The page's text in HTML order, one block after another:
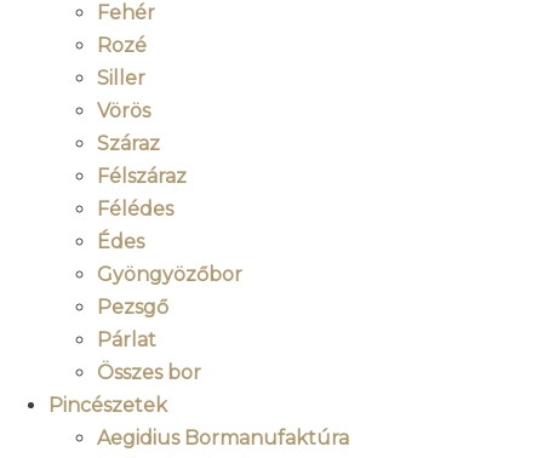
Fehér
Rozé
Siller
Vörös
Száraz
Félszáraz
Félédes
Édes
Gyöngyözőbor
Pezsgő
Párlat
Összes bor
Pincészetek
Aegidius Bormanufaktúra